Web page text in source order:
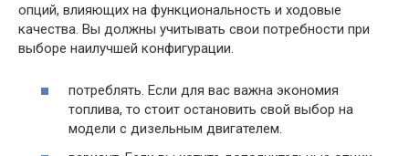
опций, влияющих на функциональность и ходовые
качества. Вы должны учитывать свои потребности при
выборе наилучшей конфигурации.
потреблять. Если для вас важна экономия
топлива, то стоит остановить свой выбор на
модели с дизельным двигателем.